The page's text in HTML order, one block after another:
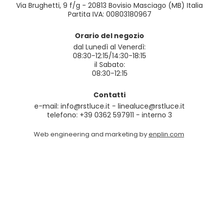
Via Brughetti, 9 f/g - 20813 Bovisio Masciago (MB) Italia
Partita IVA: 00803180967
Orario del negozio
dal Lunedì al Venerdì:
08:30-12:15/14:30-18:15
il Sabato:
08:30-12:15
Contatti
e-mail: info@rstluce.it - linealuce@rstluce.it
telefono: +39 0362 597911 - interno 3
Web engineering and marketing byenplin.com